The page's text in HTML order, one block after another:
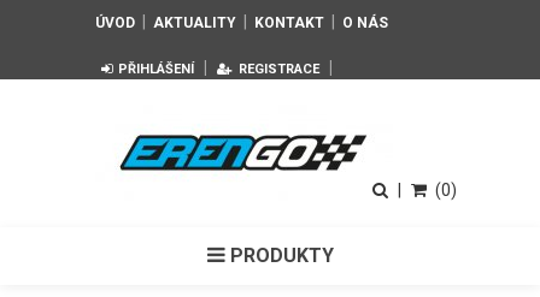
ÚVOD AKTUALITY KONTAKT O NÁS
PŘIHLÁŠENÍ REGISTRACE
(0)
PRODUKTY